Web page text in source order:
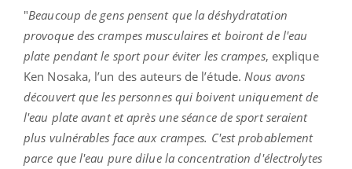
"Beaucoup de gens pensent que la déshydratation
provoque des crampes musculaires et boiront de l'eau
plate pendant le sport pour éviter les crampes, explique
Ken Nosaka, l’un des auteurs de l’étude. Nous avons
découvert que les personnes qui boivent uniquement de
l'eau plate avant et après une séance de sport seraient
plus vulnérables face aux crampes. C'est probablement
parce que l'eau pure dilue la concentration d'électrolytes